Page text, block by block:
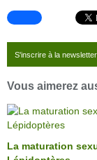
S'inscrire à la newsletter
Vous aimerez
La maturation